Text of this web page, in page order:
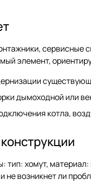
сервисные
элемент,
дымоходной или
котла,
хомут,
не возникнет ли